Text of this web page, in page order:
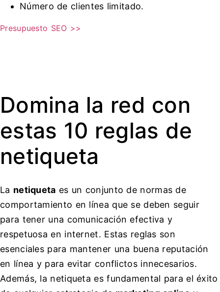
Número de clientes limitado.
Presupuesto SEO >>
Domina la red con
estas 10 reglas de
netiqueta
La netiqueta es un conjunto de normas de
comportamiento en línea que se deben seguir
para tener una comunicación efectiva y
respetuosa en internet. Estas reglas son
esenciales para mantener una buena reputación
en línea y para evitar conflictos innecesarios.
Además, la netiqueta es fundamental para el éxito